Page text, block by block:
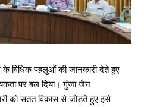
के विधिक पहलुओं की जानकारी देते हुए
पर बल दिया। गुंजा जैन
को सतत विकास से जोड़ते हुए इसे